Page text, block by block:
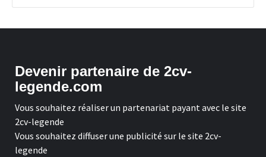
Devenir partenaire de 2cv-
legende.com
Vous souhaitez réaliser un partenariat payant avec le site
2cv-legende
Vous souhaitez diffuser une publicité sur le site 2cv-
legende